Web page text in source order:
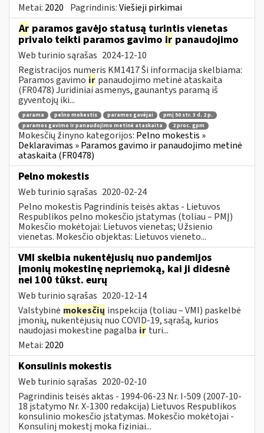
Metai: 2020 Pagrindinis:Viešieji pirkimai
Ar paramos gavėjo statusą turintis vienetas
privalo teikti paramos gavimo ir panaudojimo
Web turinio sąrašas 2024-12-10
Registracijos numeris KM1417 Ši informacija skelbiama:
Paramos gavimo ir panaudojimo metinė ataskaita
(FR0478) Juridiniai asmenys, gaunantys paramą iš
gyventojų iki...
parama pelno mokestis paramos gavėjai
pmį 50 str. 3 d. 2 p.
paramos gavimo ir panaudojimo metinė ataskaita
2 proc. gpm
Mokesčių žinyno kategorijos: Pelno mokestis »
Deklaravimas » Paramos gavimo ir panaudojimo metinė
ataskaita (FR0478)
Pelno mokestis
Web turinio sąrašas 2020-02-24
Pelno mokestis Pagrindinis teisės aktas - Lietuvos
Respublikos pelno mokesčio įstatymas (toliau – PMĮ)
Mokesčio mokėtojai: Lietuvos vienetas; Užsienio
vienetas. Mokesčio objektas: Lietuvos vieneto...
VMI skelbia nukentėjusių nuo pandemijos
įmonių mokestinę nepriemoką, kai ji didesnė
nei 100 tūkst. eurų
Web turinio sąrašas 2020-12-14
Valstybinė mokesčių inspekcija (toliau – VMI) paskelbė
įmonių, nukentėjusių nuo COVID-19, sąrašą, kurios
naudojasi mokestine pagalba ir turi...
Metai: 2020
Konsulinis mokestis
Web turinio sąrašas 2020-02-10
Pagrindinis teisės aktas - 1994-06-23 Nr. I-509 (2007-10-
18 įstatymo Nr. X-1300 redakcija) Lietuvos Respublikos
konsulinio mokesčio įstatymas. Mokesčio mokėtojai -
Konsulinį mokestį moka fiziniai...